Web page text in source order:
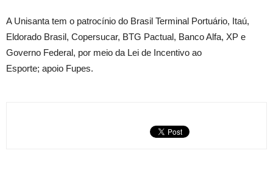
A Unisanta tem o patrocínio do Brasil Terminal Portuário, Itaú,
Eldorado Brasil, Copersucar, BTG Pactual, Banco Alfa, XP e
Governo Federal, por meio da Lei de Incentivo ao
Esporte; apoio Fupes.